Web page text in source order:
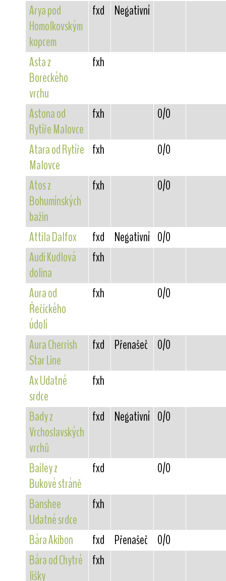
Arya pod
Homolkovským
kopcem
fxd Negativní
Asta z
Boreckého
vrchu
fxh
Astona od
Rytíře Malovce
fxh 0/0
Atara od Rytíře
Malovce
fxh 0/0
Atos z
Bohumínských
bažin
fxh 0/0
Attila Dalfox fxd Negativní 0/0
Audi Kudlová
dolina
fxh
Aura od
Řečického
údolí
fxh 0/0
Aura Cherrish
Star Line
fxd Přenašeč 0/0
Ax Udatné
srdce
fxh
Bady z
Vrchoslavských
vrchů
fxd Negativní 0/0
Bailey z
Bukové stráně
fxd 0/0
Banshee
Udatné srdce
fxh
Bára Akibon fxd Přenašeč 0/0
Bára od Chytré
lišky
fxh